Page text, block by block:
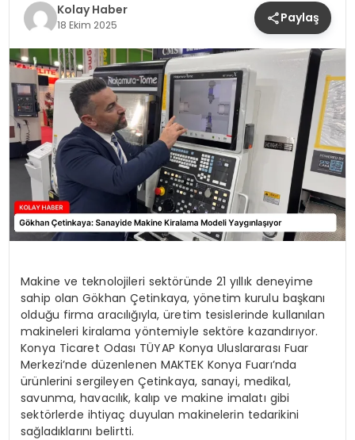
Kolay Haber
18 Ekim 2025 Paylaş
Makine ve teknolojileri sektöründe 21 yıllık deneyime
sahip olan Gökhan Çetinkaya, yönetim kurulu başkanı
olduğu firma aracılığıyla, üretim tesislerinde kullanılan
makineleri kiralama yöntemiyle sektöre kazandırıyor.
Konya Ticaret Odası TÜYAP Konya Uluslararası Fuar
Merkezi’nde düzenlenen MAKTEK Konya Fuarı’nda
ürünlerini sergileyen Çetinkaya, sanayi, medikal,
savunma, havacılık, kalıp ve makine imalatı gibi
sektörlerde ihtiyaç duyulan makinelerin tedarikini
sağladıklarını belirtti.